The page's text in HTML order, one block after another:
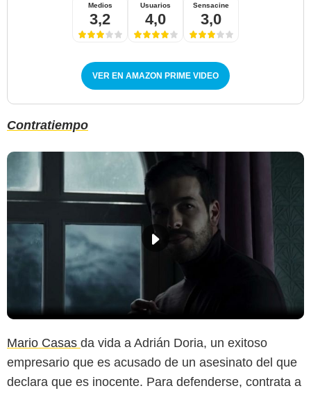
Medios
3,2
Usuarios
4,0
Sensacine
3,0
VER EN AMAZON PRIME VIDEO
Contratiempo
Mario Casas da vida a Adrián Doria, un exitoso
empresario que es acusado de un asesinato del que
declara que es inocente. Para defenderse, contrata a